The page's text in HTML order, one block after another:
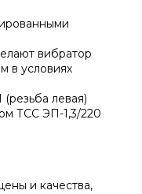
вибратор
в условиях
левая)
ТСС ЭП-1,3/220
и качества,